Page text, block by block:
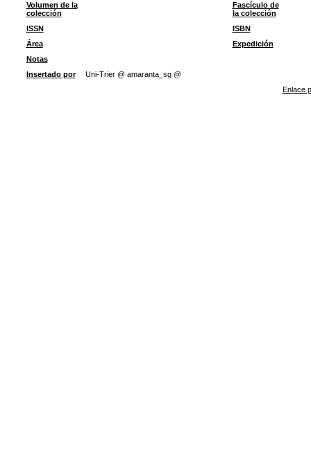
Volumen de la
colección
Fascículo de
la colección
ISSN
ISBN
Área
Expedición
Notas
Insertado por
Uni-Trier @ amaranta_sg @
Enlace